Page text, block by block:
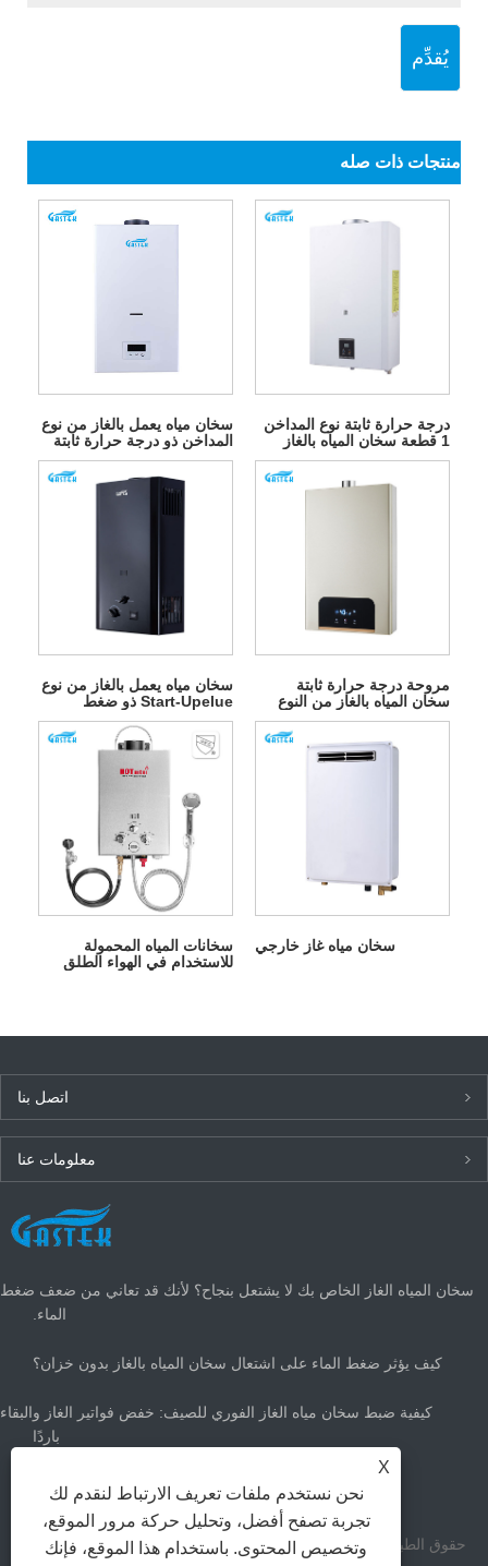
يُقدِّم
منتجات ذات صله
سخان مياه يعمل بالغاز من نوع
المداخن ذو درجة حرارة ثابتة
يعمل بالكهرباء
درجة حرارة ثابتة نوع المداخن
1 قطعة سخان المياه بالغاز
البطارية
سخان مياه يعمل بالغاز من نوع
Start-Upelue ذو ضغط
منخفض للمياه
مروحة درجة حرارة ثابتة
سخان المياه بالغاز من النوع
القسري
سخانات المياه المحمولة
للاستخدام في الهواء الطلق
سخان مياه غاز خارجي
اتصل بنا
معلومات عنا
أحدث الأخبار
سخان المياه الغاز الخاص بك لا يشتعل بنجاح؟ لأنك قد تعاني من ضعف ضغط
الماء.
كيف يؤثر ضغط الماء على اشتعال سخان المياه بالغاز بدون خزان؟
كيفية ضبط سخان مياه الغاز الفوري للصيف: خفض فواتير الغاز والبقاء
باردًا
ما هو حجم سخان الماء الساخن الغاز الذي تحتاجه؟
حقوق الطبع والنشر Zhongshan Gastek Home Appliance Company
X
نحن نستخدم ملفات تعريف الارتباط لنقدم لك
تجربة تصفح أفضل، وتحليل حركة مرور الموقع،
وتخصيص المحتوى. باستخدام هذا الموقع، فإنك